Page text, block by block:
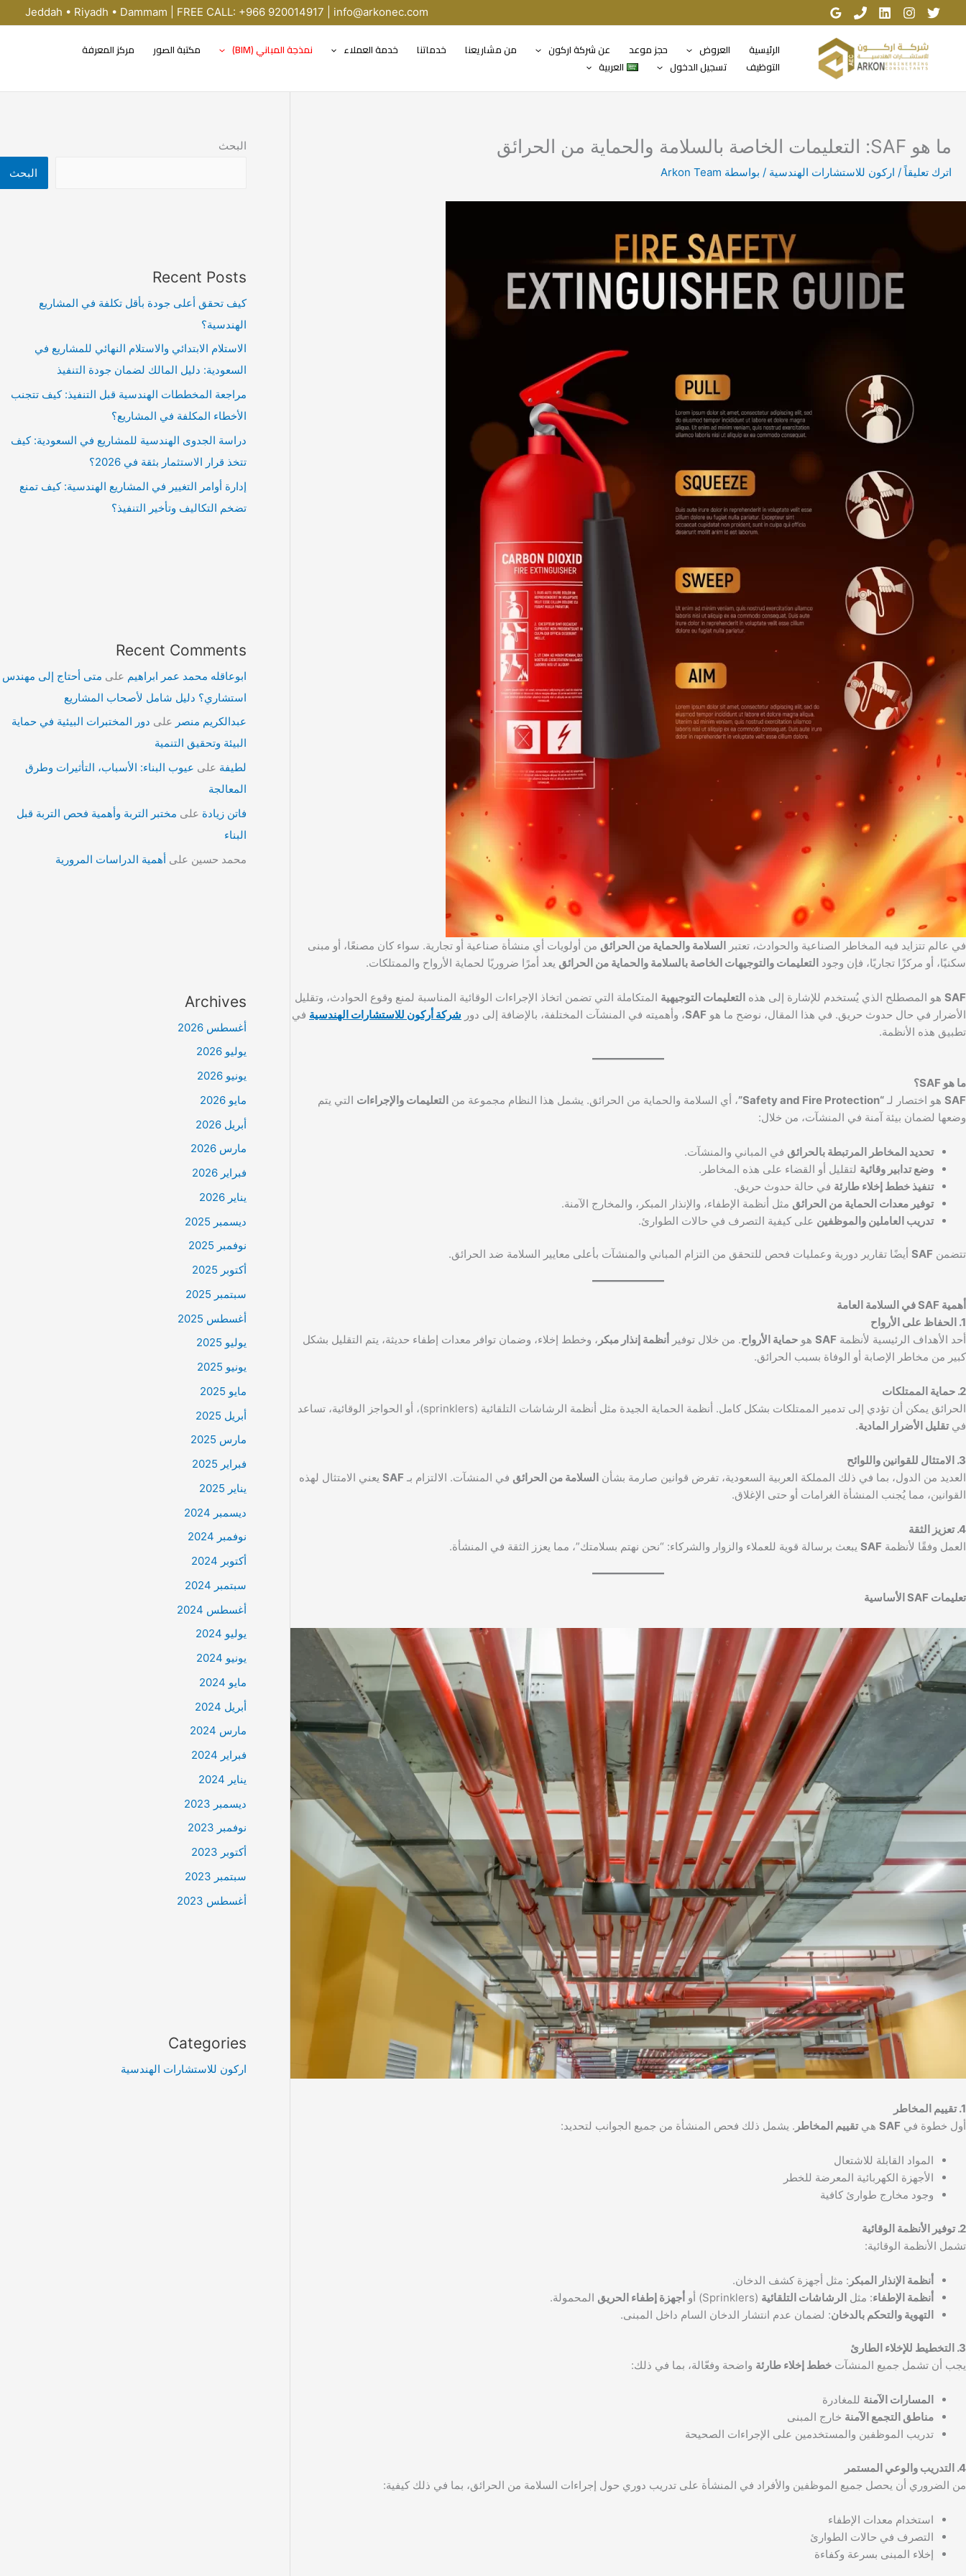
تخطي
إلى
Jeddah • Riyadh • Dammam | FREE CALL: +966 920014917 | info@arkonec.com
الرئيسية العروض حجز موعد عن شركة اركون من مشاريعنا خدماتنا خدمة العملاء نمذجة المباني (BIM) مكتبة الصور
مركز المعرفة
التوظيف
تسجيل الدخول العربية
ما هو SAF: التعليمات الخاصة بالسلامة والحماية من الحرائق
اترك تعليقاً / اركون للاستشارات الهندسية / بواسطة Arkon Team
في عالم تتزايد فيه المخاطر الصناعية والحوادث، تعتبر السلامة والحماية من الحرائق من أولويات أي منشأة صناعية أو تجارية. سواء كان مصنعًا، أو مبنى
سكنيًا، أو مركزًا تجاريًا، فإن وجود التعليمات والتوجيهات الخاصة بالسلامة والحماية من الحرائق يعد أمرًا ضروريًا لحماية الأرواح والممتلكات.
SAF هو المصطلح الذي يُستخدم للإشارة إلى هذه التعليمات التوجيهية المتكاملة التي تضمن اتخاذ الإجراءات الوقائية المناسبة لمنع وقوع الحوادث، وتقليل
الأضرار في حال حدوث حريق. في هذا المقال، نوضح ما هو SAF، وأهميته في المنشآت المختلفة، بالإضافة إلى دور شركة أركون للاستشارات الهندسية في
تطبيق هذه الأنظمة.
ما هو SAF؟
SAF هو اختصار لـ “Safety and Fire Protection” ، أي السلامة والحماية من الحرائق. يشمل هذا النظام مجموعة من التعليمات والإجراءات التي يتم
وضعها لضمان بيئة آمنة في المنشآت، من خلال:
تحديد المخاطر المرتبطة بالحرائق في المباني والمنشآت.
وضع تدابير وقائية لتقليل أو القضاء على هذه المخاطر.
تنفيذ خطط إخلاء طارئة في حالة حدوث حريق.
توفير معدات الحماية من الحرائق مثل أنظمة الإطفاء، والإنذار المبكر، والمخارج الآمنة.
تدريب العاملين والموظفين على كيفية التصرف في حالات الطوارئ.
تتضمن SAF أيضًا تقارير دورية وعمليات فحص للتحقق من التزام المباني والمنشآت بأعلى معايير السلامة ضد الحرائق.
أهمية SAF في السلامة العامة
1. الحفاظ على الأرواح
أحد الأهداف الرئيسية لأنظمة SAF هو حماية الأرواح. من خلال توفير أنظمة إنذار مبكر ، وخطط إخلاء، وضمان توافر معدات إطفاء حديثة، يتم التقليل بشكل
كبير من مخاطر الإصابة أو الوفاة بسبب الحرائق.
2. حماية الممتلكات
الحرائق يمكن أن تؤدي إلى تدمير الممتلكات بشكل كامل. أنظمة الحماية الجيدة مثل أنظمة الرشاشات التلقائية (sprinklers)، أو الحواجز الوقائية، تساعد
فيتقليل الأضرار المادية.
3. الامتثال للقوانين واللوائح
العديد من الدول، بما في ذلك المملكة العربية السعودية، تفرض قوانين صارمة بشأن السلامة من الحرائق في المنشآت. الالتزام بـ SAF يعني الامتثال لهذه
القوانين، مما يُجنب المنشأة الغرامات أو حتى الإغلاق.
4. تعزيز الثقة
العمل وفقًا لأنظمة SAF يبعث برسالة قوية للعملاء والزوار والشركاء: “نحن نهتم بسلامتك”، مما يعزز الثقة في المنشأة.
تعليمات SAF الأساسية
1. تقييم المخاطر
أول خطوة في SAF هيتقييم المخاطر . يشمل ذلك فحص المنشأة من جميع الجوانب لتحديد:
المواد القابلة للاشتعال
الأجهزة الكهربائية المعرضة للخطر
وجود مخارج طوارئ كافية
2. توفير الأنظمة الوقائية
تشمل الأنظمة الوقائية:
أنظمة الإنذار المبكر : مثل أجهزة كشف الدخان.
أنظمة الإطفاء: مثل الرشاشات التلقائية (Sprinklers) أو أجهزة إطفاء الحريق المحمولة.
التهوية والتحكم بالدخان: لضمان عدم انتشار الدخان السام داخل المبنى.
3. التخطيط للإخلاء الطارئ
يجب أن تشمل جميع المنشآت خطط إخلاء طارئة واضحة وفعّالة، بما في ذلك:
المسارات الآمنة للمغادرة
مناطق التجمع الآمنة خارج المبنى
تدريب الموظفين والمستخدمين على الإجراءات الصحيحة
4. التدريب والوعي المستمر
من الضروري أن يحصل جميع الموظفين والأفراد في المنشأة على تدريب دوري حول إجراءات السلامة من الحرائق، بما في ذلك كيفية:
استخدام معدات الإطفاء
التصرف في حالات الطوارئ
إخلاء المبنى بسرعة وكفاءة
البحث
البحث
Recent Posts
كيف تحقق أعلى جودة بأقل تكلفة في المشاريع
الهندسية؟
الاستلام الابتدائي والاستلام النهائي للمشاريع في
السعودية: دليل المالك لضمان جودة التنفيذ
مراجعة المخططات الهندسية قبل التنفيذ: كيف تتجنب
الأخطاء المكلفة في المشاريع؟
دراسة الجدوى الهندسية للمشاريع في السعودية: كيف
تتخذ قرار الاستثمار بثقة في 2026؟
إدارة أوامر التغيير في المشاريع الهندسية: كيف تمنع
تضخم التكاليف وتأخير التنفيذ؟
Recent Comments
ابوعاقله محمد عمر ابراهيم على متى أحتاج إلى مهندس
استشاري؟ دليل شامل لأصحاب المشاريع
عبدالكريم منصر على دور المختبرات البيئية في حماية
البيئة وتحقيق التنمية
لطيفة على عيوب البناء: الأسباب، التأثيرات وطرق
المعالجة
فاتن زيادة على مختبر التربة وأهمية فحص التربة قبل
البناء
محمد حسين على أهمية الدراسات المرورية
Archives
أغسطس 2026
يوليو 2026
يونيو 2026
مايو 2026
أبريل 2026
مارس 2026
فبراير 2026
يناير 2026
ديسمبر 2025
نوفمبر 2025
أكتوبر 2025
سبتمبر 2025
أغسطس 2025
يوليو 2025
يونيو 2025
مايو 2025
أبريل 2025
مارس 2025
فبراير 2025
يناير 2025
ديسمبر 2024
نوفمبر 2024
أكتوبر 2024
سبتمبر 2024
أغسطس 2024
يوليو 2024
يونيو 2024
مايو 2024
أبريل 2024
مارس 2024
فبراير 2024
يناير 2024
ديسمبر 2023
نوفمبر 2023
أكتوبر 2023
سبتمبر 2023
أغسطس 2023
Categories
اركون للاستشارات الهندسية